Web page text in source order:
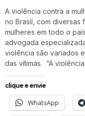
A violência contra a
no Brasil, com diversas
mulheres em todo o
advogada
violência são variados
das vítimas. “A
clique e envie
WhatsApp